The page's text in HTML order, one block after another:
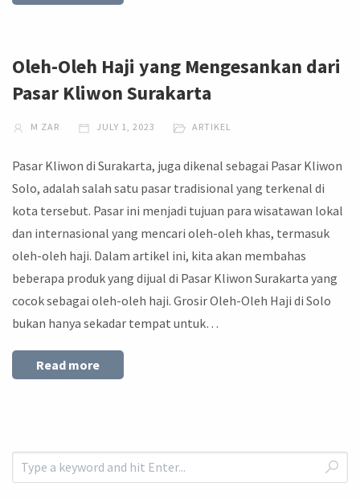
Oleh-Oleh Haji yang Mengesankan dari
Pasar Kliwon Surakarta
M ZAR JULY 1, 2023 ARTIKEL
Pasar Kliwon di Surakarta, juga dikenal sebagai Pasar Kliwon
Solo, adalah salah satu pasar tradisional yang terkenal di
kota tersebut. Pasar ini menjadi tujuan para wisatawan lokal
dan internasional yang mencari oleh-oleh khas, termasuk
oleh-oleh haji. Dalam artikel ini, kita akan membahas
beberapa produk yang dijual di Pasar Kliwon Surakarta yang
cocok sebagai oleh-oleh haji. Grosir Oleh-Oleh Haji di Solo
bukan hanya sekadar tempat untuk…
Read more